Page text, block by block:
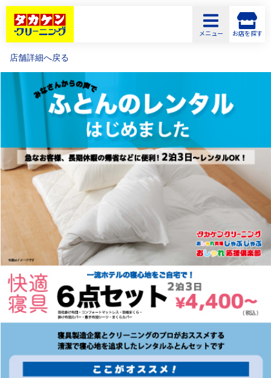
メニュー お店を探す
店舗詳細へ戻る